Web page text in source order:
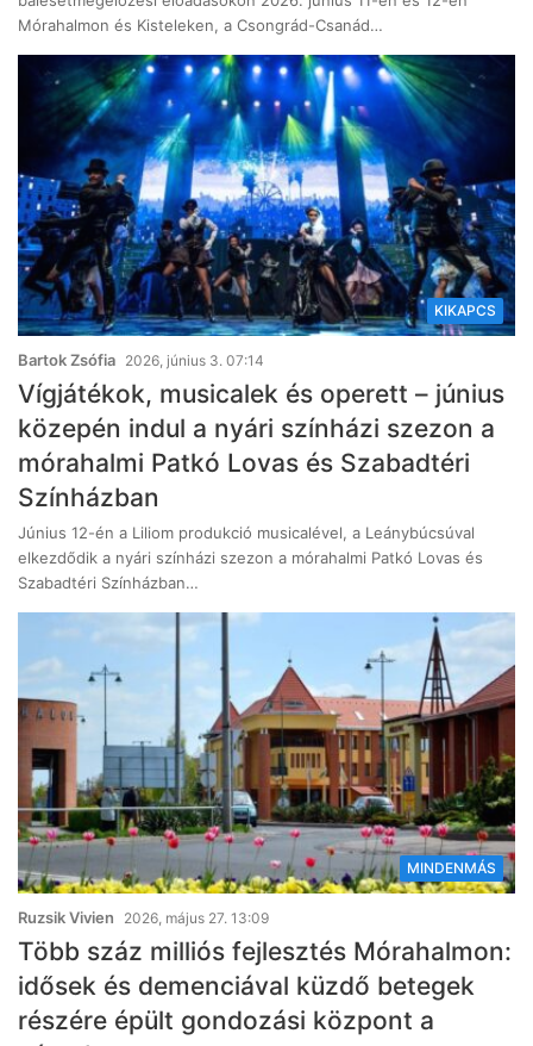
Mórahalmon és Kisteleken, a Csongrád-Csanád…
KIKAPCS
Bartok Zsófia 2026, június 3. 07:14
Vígjátékok, musicalek és operett – június
közepén indul a nyári színházi szezon a
mórahalmi Patkó Lovas és Szabadtéri
Színházban
Június 12-én a Liliom produkció musicalével, a Leánybúcsúval
elkezdődik a nyári színházi szezon a mórahalmi Patkó Lovas és
Szabadtéri Színházban…
MINDENMÁS
Ruzsik Vivien 2026, május 27. 13:09
Több száz milliós fejlesztés Mórahalmon:
idősek és demenciával küzdő betegek
részére épült gondozási központ a